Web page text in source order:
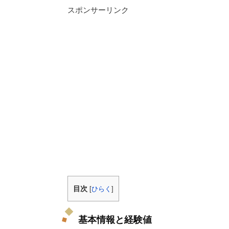
スポンサーリンク
目次 [ひらく ]
基本情報と経験値